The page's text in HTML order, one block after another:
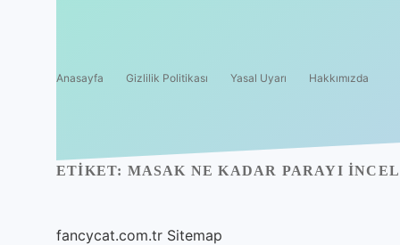
Anasayfa Gizlilik Politikası Yasal Uyarı Hakkımızda
ETIKET: MASAK NE KADAR PARAYI
fancycat.com.tr Sitemap